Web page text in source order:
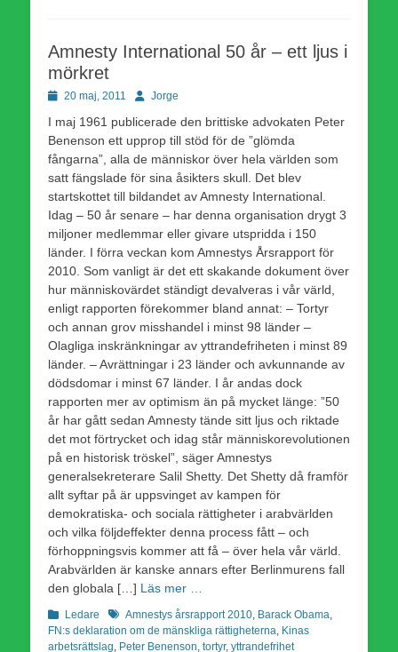
Amnesty International 50 år – ett ljus i
mörkret
Publicerad
20 maj, 2011 Författare
Jorge
I maj 1961 publicerade den brittiske advokaten Peter
Benenson ett upprop till stöd för de ”glömda
fångarna”, alla de människor över hela världen som
satt fängslade för sina åsikters skull. Det blev
startskottet till bildandet av Amnesty International.
Idag – 50 år senare – har denna organisation drygt 3
miljoner medlemmar eller givare utspridda i 150
länder. I förra veckan kom Amnestys Årsrapport för
2010. Som vanligt är det ett skakande dokument över
hur människovärdet ständigt devalveras i vår värld,
enligt rapporten förekommer bland annat: – Tortyr
och annan grov misshandel i minst 98 länder –
Olagliga inskränkningar av yttrandefriheten i minst 89
länder. – Avrättningar i 23 länder och avkunnande av
dödsdomar i minst 67 länder. I år andas dock
rapporten mer av optimism än på mycket länge: ”50
år har gått sedan Amnesty tände sitt ljus och riktade
det mot förtrycket och idag står människorevolutionen
på en historisk tröskel”, säger Amnestys
generalsekreterare Salil Shetty. Det Shetty då framför
allt syftar på är uppsvinget av kampen för
demokratiska- och sociala rättigheter i arabvärlden
och vilka följdeffekter denna process fått – och
förhoppningsvis kommer att få – över hela vår värld.
Arabvärlden är kanske annars efter Berlinmurens fall
den globala […] Läs mer …
Kategorier
Ledare Etiketter
Amnestys årsrapport 2010 Barack Obama
FN:s deklaration om de mänskliga rättigheterna Kinas
arbetsrättslag Peter Benenson tortyr, yttrandefrihet